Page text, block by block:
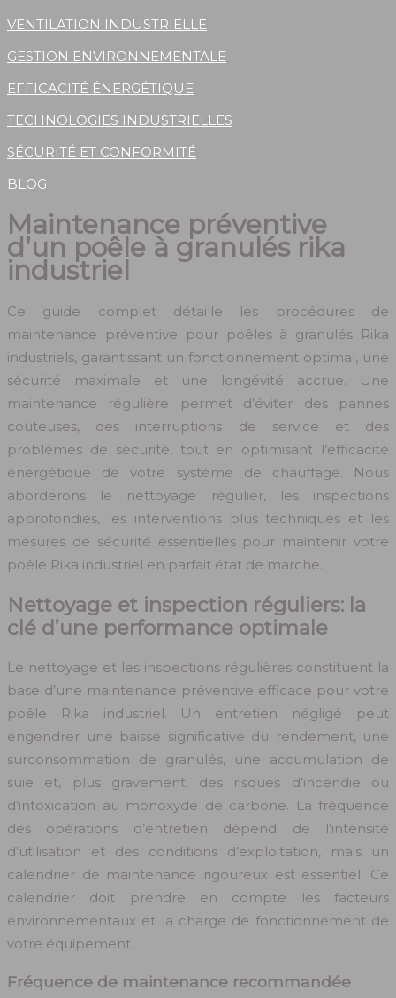
VENTILATION INDUSTRIELLE
GESTION ENVIRONNEMENTALE
EFFICACITÉ ÉNERGÉTIQUE
TECHNOLOGIES INDUSTRIELLES
SÉCURITÉ ET CONFORMITÉ
BLOG
Maintenance préventive
d’un poêle à granulés rika
industriel
Ce guide complet détaille les procédures de
maintenance préventive pour poêles à granulés Rika
industriels, garantissant un fonctionnement optimal, une
sécurité maximale et une longévité accrue. Une
maintenance régulière permet d’éviter des pannes
coûteuses, des interruptions de service et des
problèmes de sécurité, tout en optimisant l’efficacité
énergétique de votre système de chauffage. Nous
aborderons le nettoyage régulier, les inspections
approfondies, les interventions plus techniques et les
mesures de sécurité essentielles pour maintenir votre
poêle Rika industriel en parfait état de marche.
Nettoyage et inspection réguliers: la
clé d’une performance optimale
Le nettoyage et les inspections régulières constituent la
base d’une maintenance préventive efficace pour votre
poêle Rika industriel. Un entretien négligé peut
engendrer une baisse significative du rendement, une
surconsommation de granulés, une accumulation de
suie et, plus gravement, des risques d’incendie ou
d’intoxication au monoxyde de carbone. La fréquence
des opérations d’entretien dépend de l’intensité
d’utilisation et des conditions d’exploitation, mais un
calendrier de maintenance rigoureux est essentiel. Ce
calendrier doit prendre en compte les facteurs
environnementaux et la charge de fonctionnement de
votre équipement.
Fréquence de maintenance recommandée